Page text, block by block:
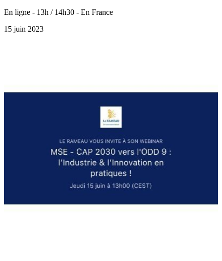
En ligne - 13h / 14h30 - En France
15 juin 2023